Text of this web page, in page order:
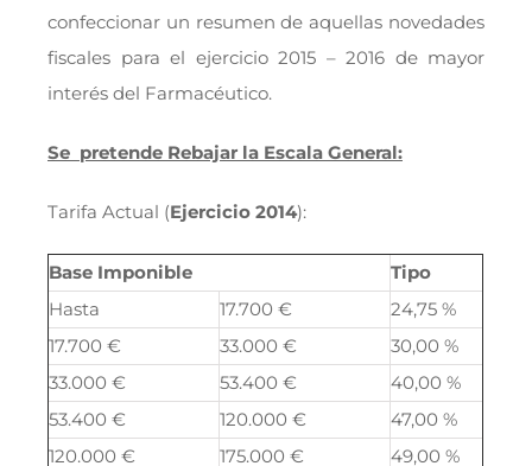
confeccionar un resumen de aquellas novedades
fiscales para el ejercicio 2015 – 2016 de mayor
interés del Farmacéutico.
Se pretende Rebajar la Escala General:
Tarifa Actual (Ejercicio 2014):
Base Imponible
Tipo
Hasta
17.700 €
24,75 %
17.700 €
33.000 €
30,00 %
33.000 €
53.400 €
40,00 %
53.400 €
120.000 €
47,00 %
120.000 €
175.000 €
49,00 %